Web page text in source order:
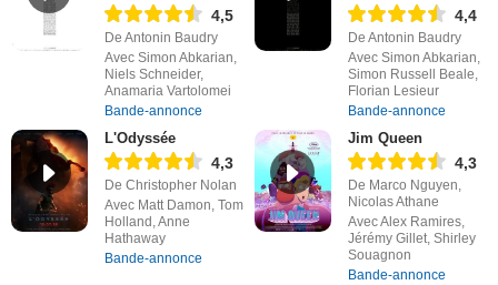
4,5
De Antonin Baudry
Avec Simon Abkarian,
Niels Schneider,
Anamaria Vartolomei
Bande-annonce
4,4
De Antonin Baudry
Avec Simon Abkarian,
Simon Russell Beale,
Florian Lesieur
Bande-annonce
L'Odyssée
4,3
De Christopher Nolan
Avec Matt Damon, Tom
Holland, Anne
Hathaway
Bande-annonce
Jim Queen
4,3
De Marco Nguyen,
Nicolas Athane
Avec Alex Ramires,
Jérémy Gillet, Shirley
Souagnon
Bande-annonce